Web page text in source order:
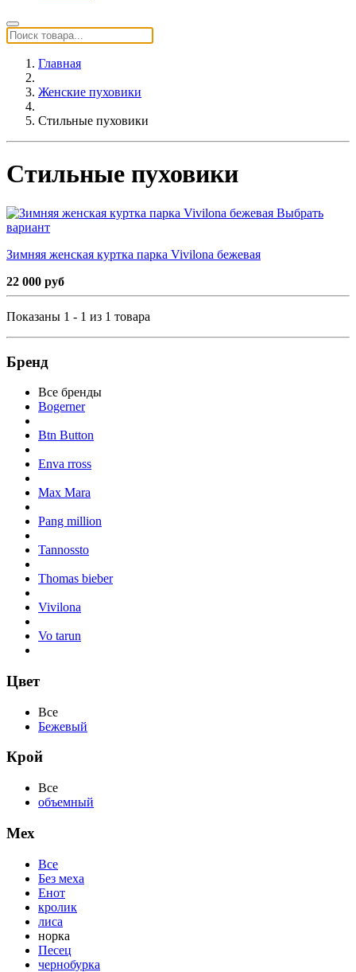
Главная
Женские пуховики
Стильные пуховики
Стильные пуховики
Выбрать
вариант
Зимняя женская куртка парка Vivilona бежевая
22 000 руб
Показаны 1 - 1 из 1 товара
Бренд
Все бренды
Bogerner
Btn Button
Enva rross
Max Mara
Pang million
Tannossto
Thomas bieber
Vivilona
Vo tarun
Цвет
Все
Бежевый
Крой
Все
объемный
Мех
Все
Без меха
Енот
кролик
лиса
норка
Песец
чернобурка